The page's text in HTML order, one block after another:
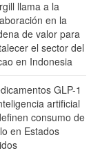
llama a la
en la
de valor para
el sector del
en Indonesia
GLP-1
artificial
consumo de
en Estados